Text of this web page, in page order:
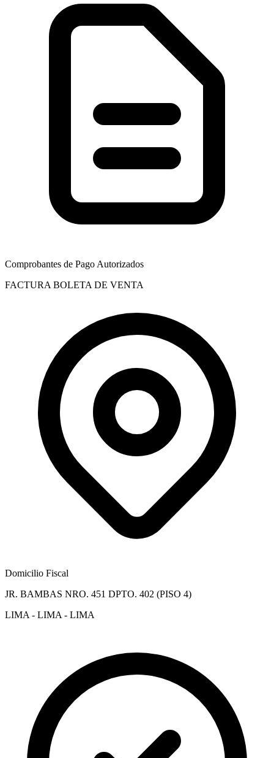
Comprobantes de Pago Autorizados
FACTURA BOLETA DE VENTA
Domicilio Fiscal
JR. BAMBAS NRO. 451 DPTO. 402 (PISO 4)
LIMA - LIMA - LIMA